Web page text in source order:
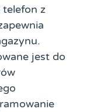
z
jest do